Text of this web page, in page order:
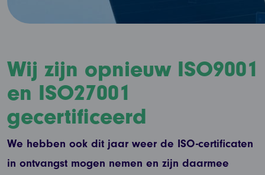
Wij zijn opnieuw ISO9001
en ISO27001
gecertificeerd
We hebben ook dit jaar weer de ISO-certificaten
in ontvangst mogen nemen en zijn daarmee